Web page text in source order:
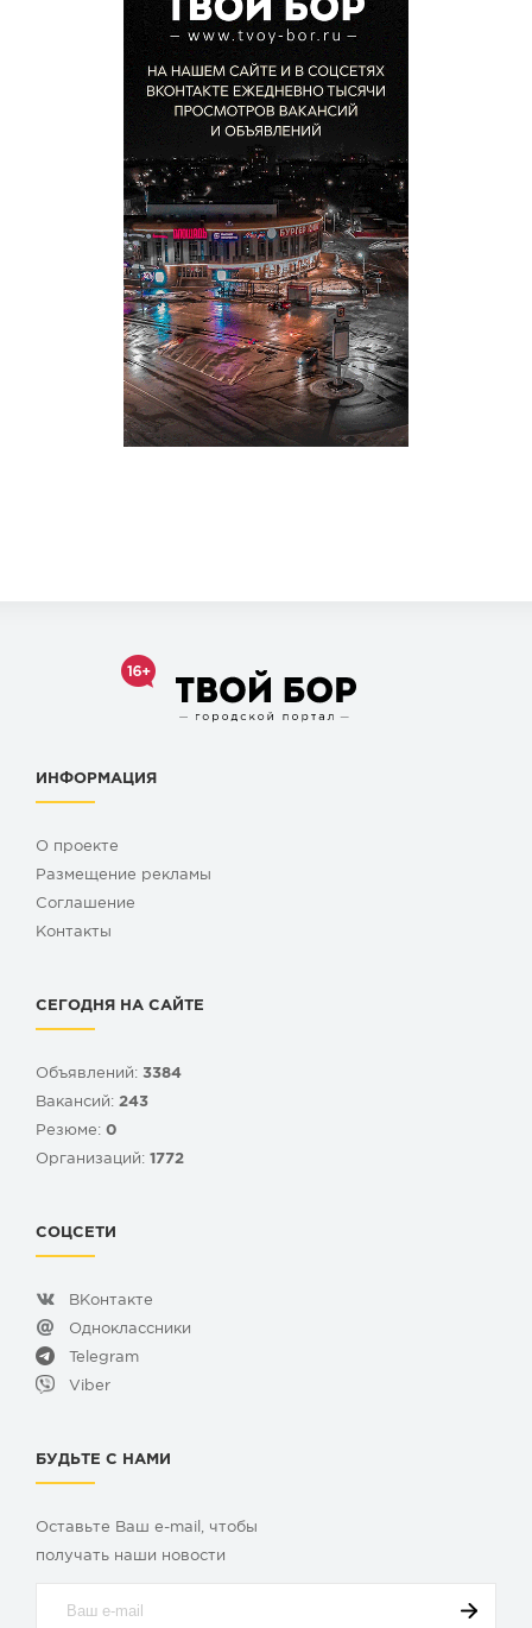
ИНФОРМАЦИЯ
О проекте
Размещение рекламы
Cоглашение
Контакты
СЕГОДНЯ НА САЙТЕ
Объявлений: 3384
Вакансий: 243
Резюме: 0
Организаций: 1772
СОЦСЕТИ
ВКонтакте
Одноклассники
Telegram
Viber
БУДЬТЕ С НАМИ
Оставьте Ваш e-mail, чтобы
получать наши новости